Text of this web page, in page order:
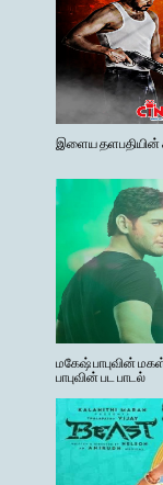
இளைய தளபதியின்
மகேஷ் பாபுவின்
பாபுவின் பட பாடல்